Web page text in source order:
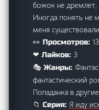
божок не
Иногда понять не
меня
👀 Просмотров:13
❤ Лайков:3
🎭 Жанры:
фантастический
Попаданка в
📁 Серия:Я иду